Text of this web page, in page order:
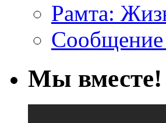
Рамта:
Сообщение
Мы вместе!